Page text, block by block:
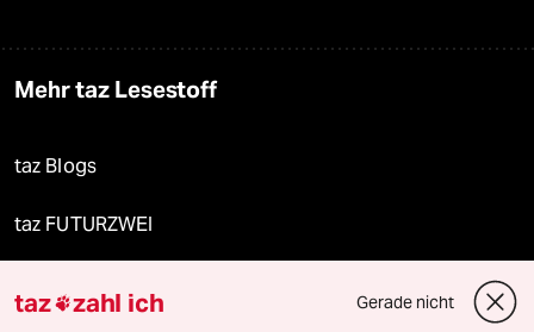
Mehr taz Lesestoff
taz Blogs
taz FUTURZWEI
taz zahl ich Gerade nicht